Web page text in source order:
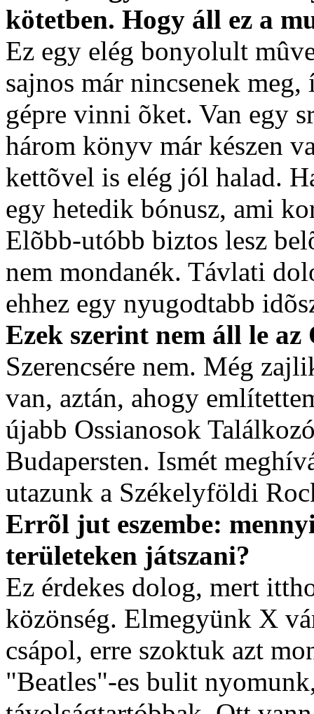
kötetben. Hogy áll ez a
Ez egy elég bonyolult
sajnos már nincsenek
gépre vinni õket. Van egy
három könyv már készen
kettõvel is elég jól halad.
egy hetedik bónusz, ami
Elõbb-utóbb biztos lesz
nem mondanék. Távlati
ehhez egy nyugodtabb
Ezek szerint nem áll le az
Szerencsére nem. Még
van, aztán, ahogy
újabb Ossianosok
Budapersten. Ismét
utazunk a Székelyföldi
Errõl jut eszembe:
területeken játszani?
Ez érdekes dolog, mert
közönség. Elmegyünk X
csápol, erre szoktuk azt
"Beatles"-es bulit